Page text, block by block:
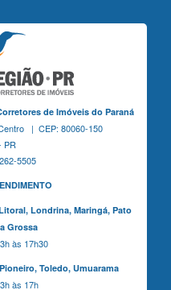
de Imóveis do Paraná
| CEP: 80060-150
PR
5505
Londrina, Maringá,Pato
Grossa
às 17h30
Toledo, Umuarama
às 17h